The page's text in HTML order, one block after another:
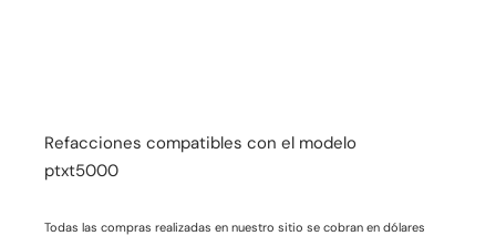
Refacciones compatibles con el modelo
ptxt5000
Todas las compras realizadas en nuestro sitio se cobran en dólares